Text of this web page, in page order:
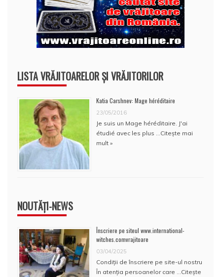
LISTA VRĂJITOARELOR ȘI VRĂJITORILOR
Katia Carshnev: Mage héréditaire
23/05/2016
Je suis un Mage héréditaire. J'ai
étudié avec les plus … Citește mai
mult »
NOUTĂȚI-NEWS
Înscriere pe siteul www.international-
witches.comvrajitoare
03/04/2025
Condiţii de înscriere pe site-ul nostru
În atenţia persoanelor care … Citește